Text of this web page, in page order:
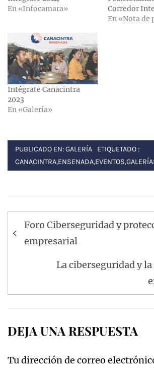
En «Infocamara»
Corredor
En «Nota de
Intégrate Canacintra
2023
En «Galería»
PUBLICADO EN:GALERÍA
ETIQUETADO :
CANACINTRA,ENSENADA,EVENTOS,
Navegación
de
entradas
Foro Ciberseguridad y
empresarial
La ciberseguridad y
DEJA UNA RESPUESTA
Tu dirección de correo